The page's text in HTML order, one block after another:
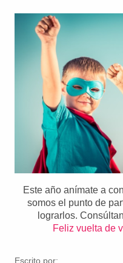
Este año anímate a
somos el punto de
lograrlos.
Feliz vuelta de
Escrito por: